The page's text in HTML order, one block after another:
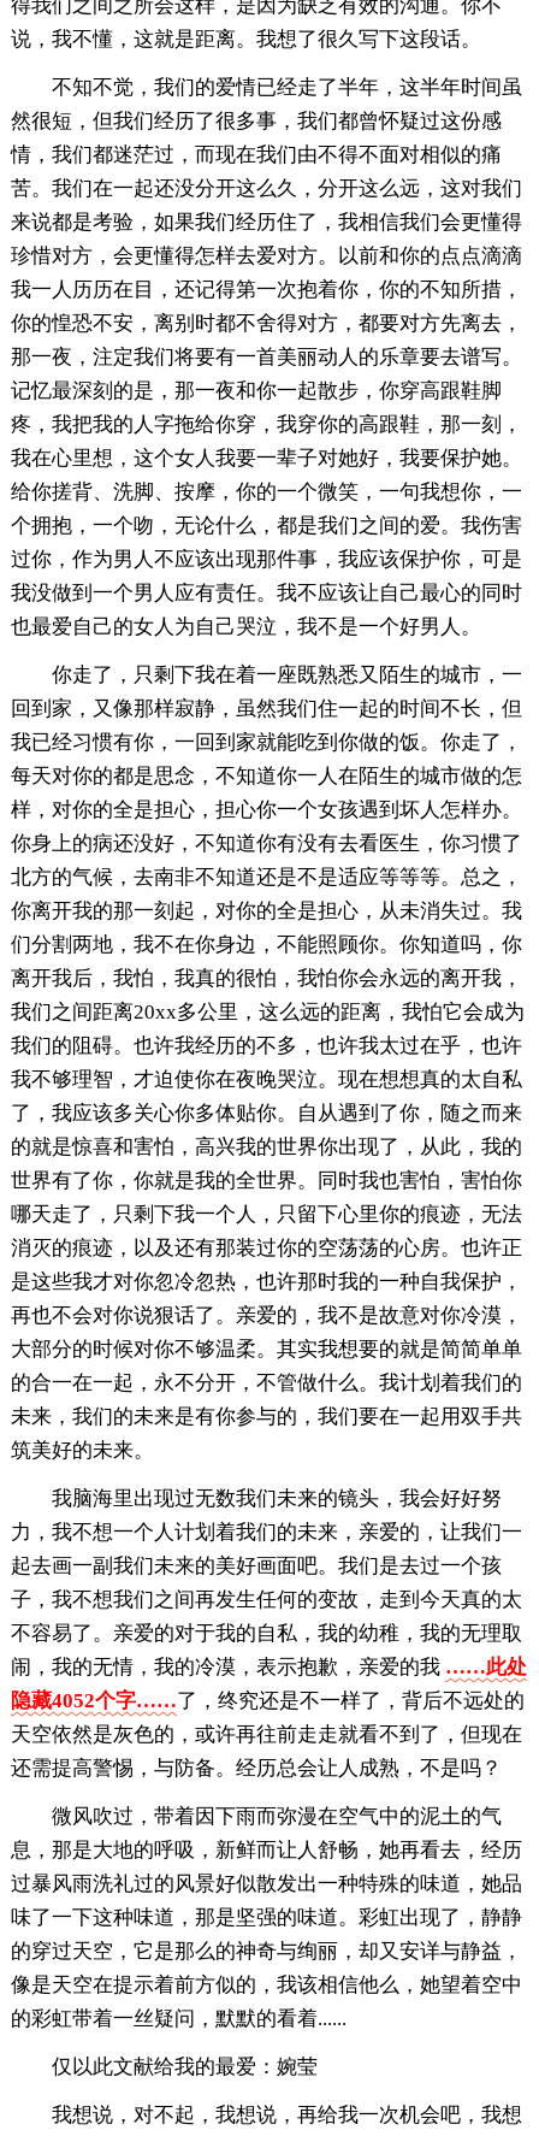
得我们之间之所会这样，是因为缺乏有效的沟通。你不
说，我不懂，这就是距离。我想了很久写下这段话。
不知不觉，我们的爱情已经走了半年，这半年时间虽
然很短，但我们经历了很多事，我们都曾怀疑过这份感
情，我们都迷茫过，而现在我们由不得不面对相似的痛
苦。我们在一起还没分开这么久，分开这么远，这对我们
来说都是考验，如果我们经历住了，我相信我们会更懂得
珍惜对方，会更懂得怎样去爱对方。以前和你的点点滴滴
我一人历历在目，还记得第一次抱着你，你的不知所措，
你的惶恐不安，离别时都不舍得对方，都要对方先离去，
那一夜，注定我们将要有一首美丽动人的乐章要去谱写。
记忆最深刻的是，那一夜和你一起散步，你穿高跟鞋脚
疼，我把我的人字拖给你穿，我穿你的高跟鞋，那一刻，
我在心里想，这个女人我要一辈子对她好，我要保护她。
给你搓背、洗脚、按摩，你的一个微笑，一句我想你，一
个拥抱，一个吻，无论什么，都是我们之间的爱。我伤害
过你，作为男人不应该出现那件事，我应该保护你，可是
我没做到一个男人应有责任。我不应该让自己最心的同时
也最爱自己的女人为自己哭泣，我不是一个好男人。
你走了，只剩下我在着一座既熟悉又陌生的城市，一
回到家，又像那样寂静，虽然我们住一起的时间不长，但
我已经习惯有你，一回到家就能吃到你做的饭。你走了，
每天对你的都是思念，不知道你一人在陌生的城市做的怎
样，对你的全是担心，担心你一个女孩遇到坏人怎样办。
你身上的病还没好，不知道你有没有去看医生，你习惯了
北方的气候，去南非不知道还是不是适应等等等。总之，
你离开我的那一刻起，对你的全是担心，从未消失过。我
们分割两地，我不在你身边，不能照顾你。你知道吗，你
离开我后，我怕，我真的很怕，我怕你会永远的离开我，
我们之间距离20xx多公里，这么远的距离，我怕它会成为
我们的阻碍。也许我经历的不多，也许我太过在乎，也许
我不够理智，才迫使你在夜晚哭泣。现在想想真的太自私
了，我应该多关心你多体贴你。自从遇到了你，随之而来
的就是惊喜和害怕，高兴我的世界你出现了，从此，我的
世界有了你，你就是我的全世界。同时我也害怕，害怕你
哪天走了，只剩下我一个人，只留下心里你的痕迹，无法
消灭的痕迹，以及还有那装过你的空荡荡的心房。也许正
是这些我才对你忽冷忽热，也许那时我的一种自我保护，
再也不会对你说狠话了。亲爱的，我不是故意对你冷漠，
大部分的时候对你不够温柔。其实我想要的就是简简单单
的合一在一起，永不分开，不管做什么。我计划着我们的
未来，我们的未来是有你参与的，我们要在一起用双手共
筑美好的未来。
我脑海里出现过无数我们未来的镜头，我会好好努
力，我不想一个人计划着我们的未来，亲爱的，让我们一
起去画一副我们未来的美好画面吧。我们是去过一个孩
子，我不想我们之间再发生任何的变故，走到今天真的太
不容易了。亲爱的对于我的自私，我的幼稚，我的无理取
闹，我的无情，我的冷漠，表示抱歉，亲爱的我 ……此处
隐藏4052个字……了，终究还是不一样了，背后不远处的
天空依然是灰色的，或许再往前走走就看不到了，但现在
还需提高警惕，与防备。经历总会让人成熟，不是吗？
微风吹过，带着因下雨而弥漫在空气中的泥土的气
息，那是大地的呼吸，新鲜而让人舒畅，她再看去，经历
过暴风雨洗礼过的风景好似散发出一种特殊的味道，她品
味了一下这种味道，那是坚强的味道。彩虹出现了，静静
的穿过天空，它是那么的神奇与绚丽，却又安详与静益，
像是天空在提示着前方似的，我该相信他么，她望着空中
的彩虹带着一丝疑问，默默的看着......
仅以此文献给我的最爱：婉莹
我想说，对不起，我想说，再给我一次机会吧，我想